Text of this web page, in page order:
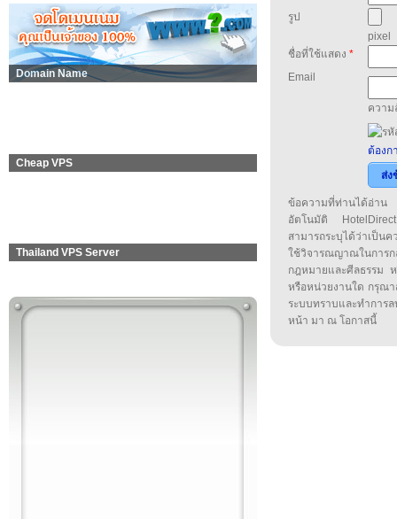
Domain Name
Cheap VPS
Thailand VPS Server
รูป
pixel
ชื่อที่ใช้แสดง *
Email
ความ
ต้องก
ส่ง
ข้อความที่ท่านได้อ่าน
อัตโนมัติ
สามารถระบุได้ว่าเป็น
ใช้วิจารณญาณในกา
กฎหมายและศีลธรรม
หรือหน่วยงานใด กรุณา
ระบบทราบและทำกา
หน้า มา ณ โอกาสนี้